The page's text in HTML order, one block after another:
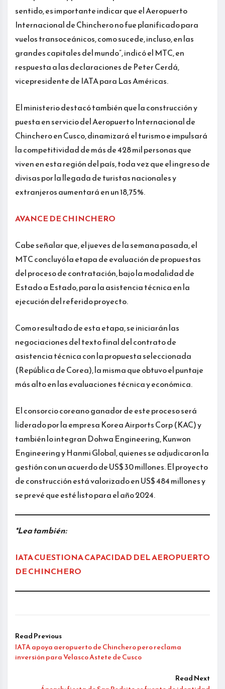
sentido, es importante indicar que el Aeropuerto
Internacional de Chinchero no fue planificado para
vuelos transoceánicos, como sucede, incluso, en las
grandes capitales del mundo”, indicó el MTC, en
respuesta a las declaraciones de Peter Cerdá,
vicepresidente de IATA para Las Américas.
El ministerio destacó también que la construcción y
puesta en servicio del Aeropuerto Internacional de
Chinchero en Cusco, dinamizará el turismo e impulsará
la competitividad de más de 428 mil personas que
viven en esta región del país, toda vez que el ingreso de
divisas por la llegada de turistas nacionales y
extranjeros aumentará en un 18,75%.
AVANCE DE CHINCHERO
Cabe señalar que, el jueves de la semana pasada, el
MTC concluyó la etapa de evaluación de propuestas
del proceso de contratación, bajo la modalidad de
Estado a Estado, para la asistencia técnica en la
ejecución del referido proyecto.
Como resultado de esta etapa, se iniciarán las
negociaciones del texto final del contrato de
asistencia técnica con la propuesta seleccionada
(República de Corea), la misma que obtuvo el puntaje
más alto en las evaluaciones técnica y económica.
El consorcio coreano ganador de este proceso será
liderado por la empresa Korea Airports Corp (KAC) y
también lo integran Dohwa Engineering, Kunwon
Engineering y Hanmi Global, quienes se adjudicaron la
gestión con un acuerdo de US$ 30 millones. El proyecto
de construcción está valorizado en US$ 484 millones y
se prevé que esté listo para el año 2024.
*Lea también:
IATA CUESTIONA CAPACIDAD DEL AEROPUERTO
DE CHINCHERO
Read Previous
IATA apoya aeropuerto de Chinchero pero reclama
inversión para Velasco Astete de Cusco
Read Next